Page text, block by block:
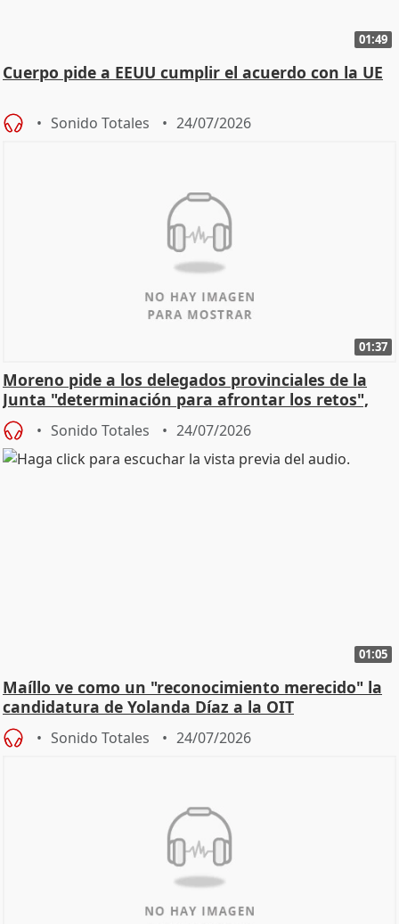
01:49
Cuerpo pide a EEUU cumplir el acuerdo con la UE
Sonido Totales 24/07/2026
01:37
Moreno pide a los delegados provinciales de la
Junta "determinación para afrontar los retos",
diálog
Sonido Totales 24/07/2026
01:05
Maíllo ve como un "reconocimiento merecido" la
candidatura de Yolanda Díaz a la OIT
Sonido Totales 24/07/2026